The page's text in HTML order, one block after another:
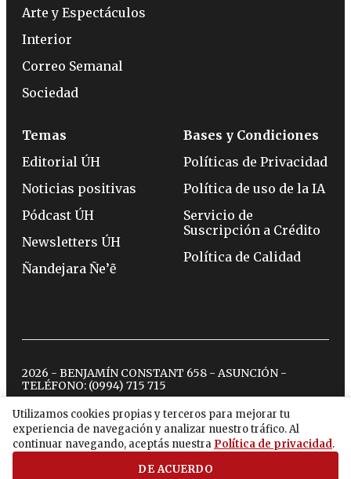
Utilizamos cookies propias y terceros para mejorar tu
experiencia de navegación y analizar nuestro tráfico. Al
continuar navegando, aceptás nuestra Política de privacidad.
DE ACUERDO
Arte y Espectáculos
Interior
Correo Semanal
Sociedad
Temas
Editorial ÚH
Noticias positivas
Pódcast ÚH
Newsletters ÚH
Ñandejara Ñe’ẽ
Bases y Condiciones
Políticas de Privacidad
Política de uso de la IA
Servicio de
Suscripción a Crédito
Política de Calidad
2026 - BENJAMÍN CONSTANT 658 - ASUNCIÓN -
TELÉFONO: (0994) 715 715
twitterinstagram
facebook
tiktokyoutubespotify